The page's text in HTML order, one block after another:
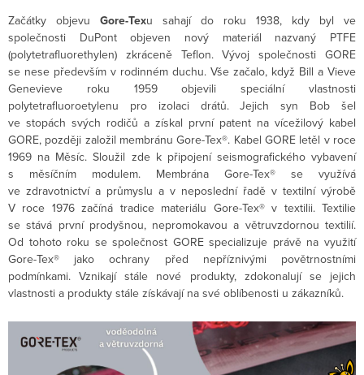
Začátky objevu Gore-Texu sahají do roku 1938, kdy byl ve
společnosti DuPont objeven nový materiál nazvaný PTFE
(polytetrafluorethylen) zkráceně Teflon. Vývoj společnosti GORE
se nese především v rodinném duchu. Vše začalo, když Bill a Vieve
Genevieve roku 1959 objevili speciální vlastnosti
polytetrafluoroetylenu pro izolaci drátů. Jejich syn Bob šel
ve stopách svých rodičů a získal první patent na vícežilový kabel
GORE, později založil membránu Gore-Tex®. Kabel GORE letěl v roce
1969 na Měsíc. Sloužil zde k připojení seismografického vybavení
s měsíčním modulem. Membrána Gore-Tex® se využívá
ve zdravotnictví a průmyslu a v neposlední řadě v textilní výrobě
V roce 1976 začíná tradice materiálu Gore-Tex® v textilii. Textilie
se stává první prodyšnou, nepromokavou a větruvzdornou textilií.
Od tohoto roku se společnost GORE specializuje právě na využití
Gore-Tex® jako ochrany před nepříznivými povětrnostními
podmínkami. Vznikají stále nové produkty, zdokonalují se jejich
vlastnosti a produkty stále získávají na své oblíbenosti u zákazníků.